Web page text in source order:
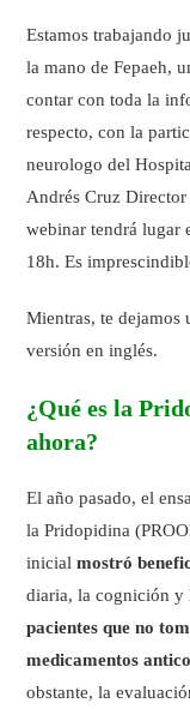
Estamos trabajando
la mano de Fepaeh,
contar con toda la
respecto, con la
neurologo del
Andrés Cruz
webinar tendrá lugar
18h. Es
Mientras, te dejamos
versión en inglés.
¿Qué es la
ahora?
El año pasado, el
la Pridopidina
inicialmostró
diaria, la cognición y
pacientes que no
medicamentos
obstante, la